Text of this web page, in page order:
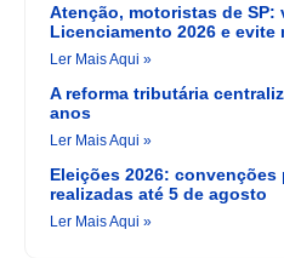
Atenção, motoristas de SP:
Licenciamento 2026 e evite
Ler Mais Aqui »
A reforma tributária
anos
Ler Mais Aqui »
Eleições 2026:
realizadas até 5 de agosto
Ler Mais Aqui »